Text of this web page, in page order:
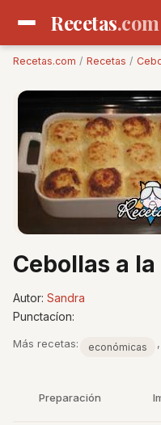
Recetas.com
Recetas.com / Recetas /
Cebollas a
Autor: Sandra
Punctacíon:
Más recetas: económicas ,
Preparación